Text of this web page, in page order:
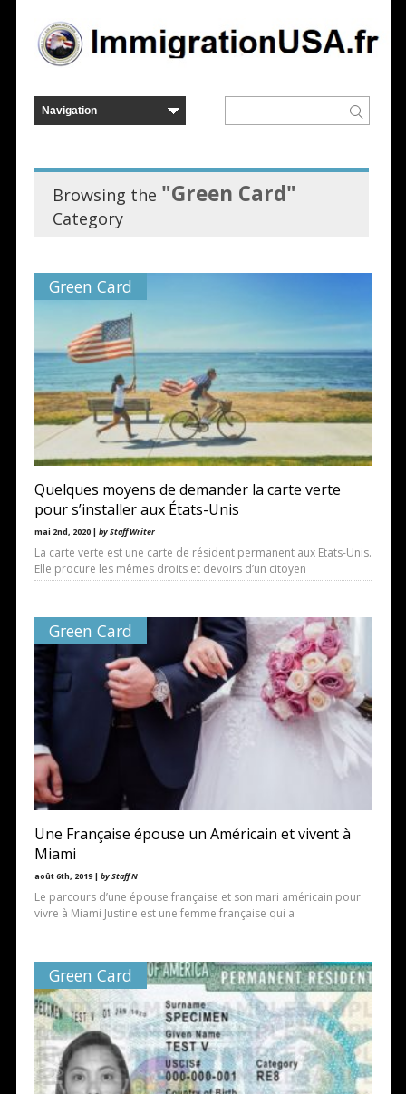
Browsing the "Green Card"
Category
Green Card
Quelques moyens de demander la carte verte
pour s’installer aux États-Unis
mai 2nd, 2020 | by Staff Writer
La carte verte est une carte de résident permanent aux Etats-Unis.
Elle procure les mêmes droits et devoirs d’un citoyen
Green Card
Une Française épouse un Américain et vivent à
Miami
août 6th, 2019 | by Staff N
Le parcours d’une épouse française et son mari américain pour
vivre à Miami Justine est une femme française qui a
Green Card